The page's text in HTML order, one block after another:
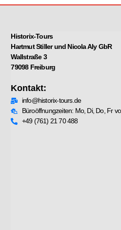
Historix-Tours
Hartmut Stiller und Nicola Aly GbR
Wallstraße 3
79098 Freiburg
Kontakt:
info@historix-tours.de
Büroöffnungzeiten: Mo, Di, Do, Fr
+49 (761) 21 70 488